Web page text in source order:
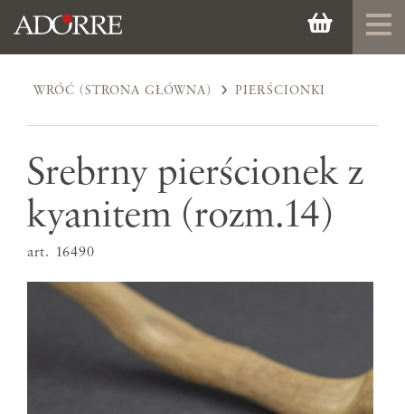
WRÓĆ (STRONA GŁÓWNA) PIERŚCIONKI
Srebrny pierścionek z
kyanitem (rozm.14)
art. 16490